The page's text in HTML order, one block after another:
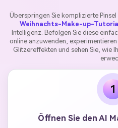
Überspringen Sie komplizierte
Weihnachts-Make-up-Tutorial
Intelligenz. Befolgen Sie diese
online anzuwenden,
Glitzereffekten und sehen Sie, wie
1
Öffnen Sie den AI